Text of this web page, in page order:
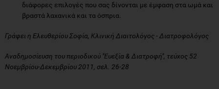
διάφορες επιλογές που σας δίνονται με έμφαση στα ωμά και
βραστά λαχανικά και τα όσπρια.
Γράφει η Ελευθερίου Σοφία, Κλινική Διαιτολόγος - Διατροφολόγος
Αναδημοσίευση του περιοδικού "Ευεξία & Διατροφή", τεύχος 52
Νοεμβρίου-Δεκεμβρίου 2011, σελ. 26-28